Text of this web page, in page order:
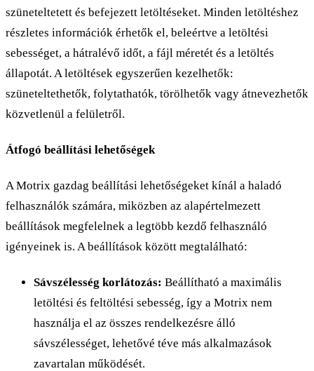
szüneteltetett és befejezett letöltéseket. Minden letöltéshez
részletes információk érhetők el, beleértve a letöltési
sebességet, a hátralévő időt, a fájl méretét és a letöltés
állapotát. A letöltések egyszerűen kezelhetők:
szüneteltethetők, folytathatók, törölhetők vagy átnevezhetők
közvetlenül a felületről.
Átfogó beállítási lehetőségek
A Motrix gazdag beállítási lehetőségeket kínál a haladó
felhasználók számára, miközben az alapértelmezett
beállítások megfelelnek a legtöbb kezdő felhasználó
igényeinek is. A beállítások között megtalálható:
Sávszélesség korlátozás: Beállítható a maximális
letöltési és feltöltési sebesség, így a Motrix nem
használja el az összes rendelkezésre álló
sávszélességet, lehetővé téve más alkalmazások
zavartalan működését.